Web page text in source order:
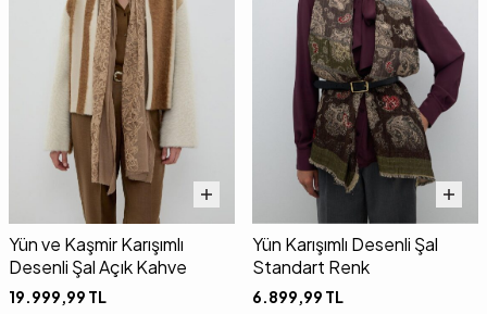
Yün ve Kaşmir Karışımlı
Desenli Şal Açık Kahve
19.999,99 TL
Yün Karışımlı Desenli Şal
Standart Renk
6.899,99 TL